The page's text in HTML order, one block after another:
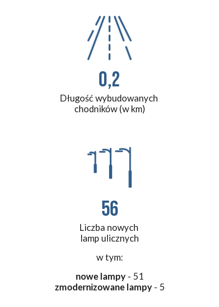
0,2
Długość wybudowanych
chodników (w km)
56
Liczba nowych
lamp ulicznych
w tym:
nowe lampy - 51
zmodernizowane lampy - 5